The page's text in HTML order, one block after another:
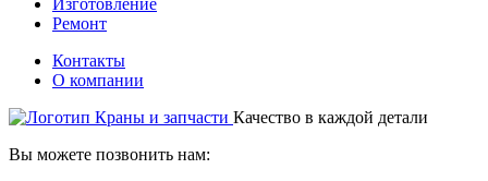
Изготовление
Ремонт
Контакты
О компании
Качество в каждой детали
Вы можете позвонить нам: